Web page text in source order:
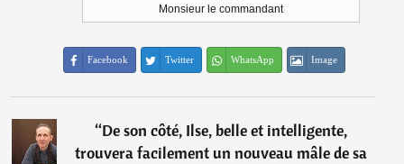
Monsieur le commandant
Facebook Twitter WhatsApp Image
“De son côté, Ilse, belle et intelligente,
trouvera facilement un nouveau mâle de sa